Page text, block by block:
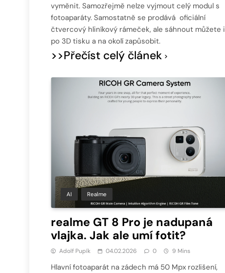
vyměnit. Samozřejmě nelze vyjmout celý modul s
fotoaparáty. Samostatně se prodává oficiální
čtvercový hliníkový rámeček, ale sáhnout můžete i
po 3D tisku a na okolí zapůsobit.
>>Přečíst celý článek
AI Realme
realme GT 8 Pro je nadupaná
vlajka. Jak ale umí fotit?
Adolf Pupík 04.02.2026 0 9 Mins
Hlavní fotoaparát na zádech má 50 Mpx rozlišení,